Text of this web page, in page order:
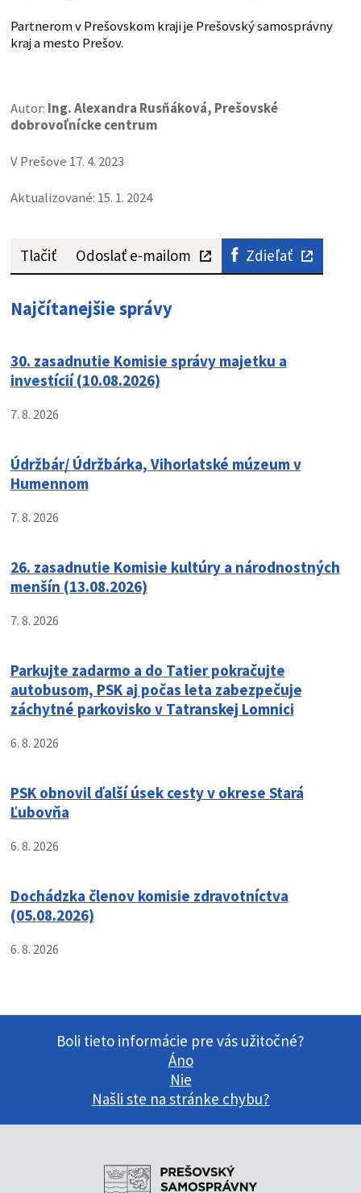
Partnerom v Prešovskom kraji je Prešovský samosprávny
kraj a mesto Prešov.
Autor: Ing. Alexandra Rusňáková, Prešovské
dobrovoľnícke centrum
V Prešove 17. 4. 2023
Aktualizované: 15. 1. 2024
Tlačiť Odoslať e-mailom Zdieľať
Najčítanejšie správy
30. zasadnutie Komisie správy majetku a
investícií (10.08.2026)
7. 8. 2026
Údržbár/ Údržbárka, Vihorlatské múzeum v
Humennom
7. 8. 2026
26. zasadnutie Komisie kultúry a národnostných
menšín (13.08.2026)
7. 8. 2026
Parkujte zadarmo a do Tatier pokračujte
autobusom, PSK aj počas leta zabezpečuje
záchytné parkovisko v Tatranskej Lomnici
6. 8. 2026
PSK obnovil ďalší úsek cesty v okrese Stará
Ľubovňa
6. 8. 2026
Dochádzka členov komisie zdravotníctva
(05.08.2026)
6. 8. 2026
Boli tieto informácie pre vás užitočné?
Áno
Nie
Našli ste na stránke chybu?